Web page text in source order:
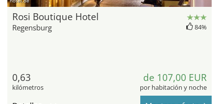
Rosi Boutique Hotel
Regensburg 84%
0,63
kilómetros
de 107,00 EUR
por habitación y noche